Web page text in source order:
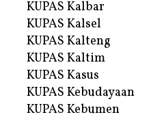
KUPAS Kalbar
KUPAS Kalsel
KUPAS Kalteng
KUPAS Kaltim
KUPAS Kasus
KUPAS Kebudayaan
KUPAS Kebumen